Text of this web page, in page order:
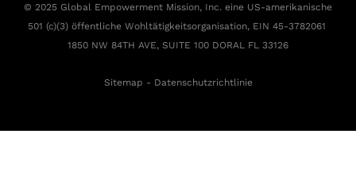
© 2025 Global Empowerment Mission, Inc. eine US-amerikanische
501 (c)(3) öffentliche Wohltätigkeitsorganisation, EIN 45-3782061
1850 NW 84TH AVE, SUITE 100 DORAL FL 33126
Sitemap - Datenschutzrichtlinie